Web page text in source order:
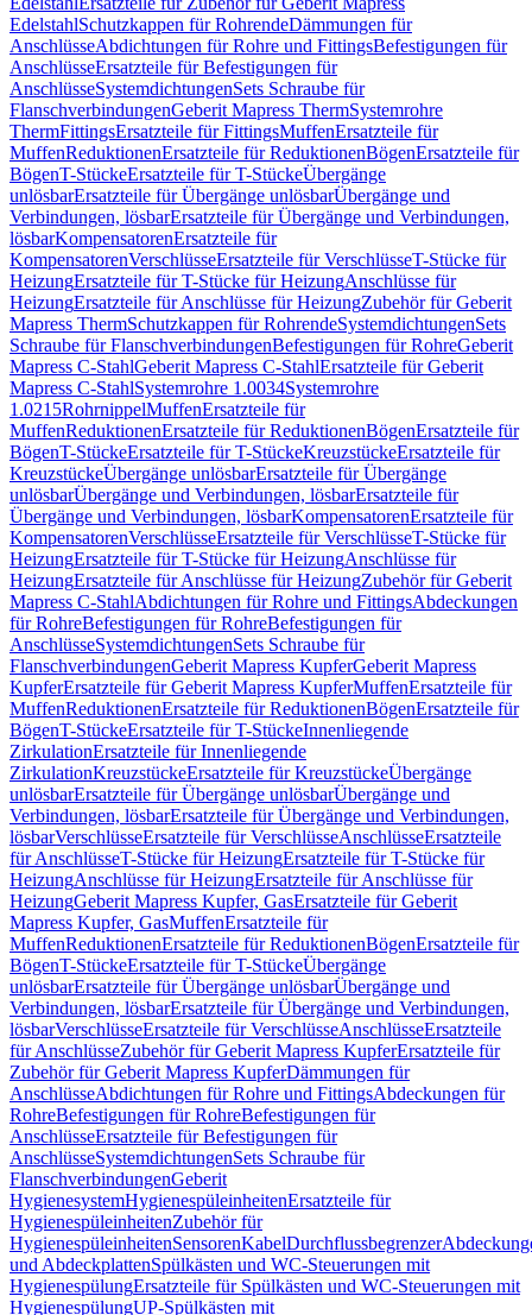
EdelstahlSchutzkappen für RohrendeDämmungen für
AnschlüsseAbdichtungen für Rohre und FittingsBefestigungen für
AnschlüsseErsatzteile für Befestigungen für
AnschlüsseSystemdichtungenSets Schraube für
FlanschverbindungenGeberit Mapress ThermSystemrohre
ThermFittingsErsatzteile für FittingsMuffenErsatzteile für
MuffenReduktionenErsatzteile für ReduktionenBögenErsatzteile für
BögenT-StückeErsatzteile für T-StückeÜbergänge
unlösbarErsatzteile für Übergänge unlösbarÜbergänge und
Verbindungen, lösbarErsatzteile für Übergänge und Verbindungen,
lösbarKompensatorenErsatzteile für
KompensatorenVerschlüsseErsatzteile für VerschlüsseT-Stücke für
HeizungErsatzteile für T-Stücke für HeizungAnschlüsse für
HeizungErsatzteile für Anschlüsse für HeizungZubehör für Geberit
Mapress ThermSchutzkappen für RohrendeSystemdichtungenSets
Schraube für FlanschverbindungenBefestigungen für RohreGeberit
Mapress C-StahlGeberit Mapress C-StahlErsatzteile für Geberit
Mapress C-StahlSystemrohre 1.0034Systemrohre
1.0215RohrnippelMuffenErsatzteile für
MuffenReduktionenErsatzteile für ReduktionenBögenErsatzteile für
BögenT-StückeErsatzteile für T-StückeKreuzstückeErsatzteile für
KreuzstückeÜbergänge unlösbarErsatzteile für Übergänge
unlösbarÜbergänge und Verbindungen, lösbarErsatzteile für
Übergänge und Verbindungen, lösbarKompensatorenErsatzteile für
KompensatorenVerschlüsseErsatzteile für VerschlüsseT-Stücke für
HeizungErsatzteile für T-Stücke für HeizungAnschlüsse für
HeizungErsatzteile für Anschlüsse für HeizungZubehör für Geberit
Mapress C-StahlAbdichtungen für Rohre und FittingsAbdeckungen
für RohreBefestigungen für RohreBefestigungen für
AnschlüsseSystemdichtungenSets Schraube für
FlanschverbindungenGeberit Mapress KupferGeberit Mapress
KupferErsatzteile für Geberit Mapress KupferMuffenErsatzteile für
MuffenReduktionenErsatzteile für ReduktionenBögenErsatzteile für
BögenT-StückeErsatzteile für T-StückeInnenliegende
ZirkulationErsatzteile für Innenliegende
ZirkulationKreuzstückeErsatzteile für KreuzstückeÜbergänge
unlösbarErsatzteile für Übergänge unlösbarÜbergänge und
Verbindungen, lösbarErsatzteile für Übergänge und Verbindungen,
lösbarVerschlüsseErsatzteile für VerschlüsseAnschlüsseErsatzteile
für AnschlüsseT-Stücke für HeizungErsatzteile für T-Stücke für
HeizungAnschlüsse für HeizungErsatzteile für Anschlüsse für
HeizungGeberit Mapress Kupfer, GasErsatzteile für Geberit
Mapress Kupfer, GasMuffenErsatzteile für
MuffenReduktionenErsatzteile für ReduktionenBögenErsatzteile für
BögenT-StückeErsatzteile für T-StückeÜbergänge
unlösbarErsatzteile für Übergänge unlösbarÜbergänge und
Verbindungen, lösbarErsatzteile für Übergänge und Verbindungen,
lösbarVerschlüsseErsatzteile für VerschlüsseAnschlüsseErsatzteile
für AnschlüsseZubehör für Geberit Mapress KupferErsatzteile für
Zubehör für Geberit Mapress KupferDämmungen für
AnschlüsseAbdichtungen für Rohre und FittingsAbdeckungen für
RohreBefestigungen für RohreBefestigungen für
AnschlüsseErsatzteile für Befestigungen für
AnschlüsseSystemdichtungenSets Schraube für
FlanschverbindungenGeberit
HygienesystemHygienespüleinheitenErsatzteile für
HygienespüleinheitenZubehör für
HygienespüleinheitenSensorenKabelDurchflussbegrenzer
und AbdeckplattenSpülkästen und WC-Steuerungen mit
HygienespülungErsatzteile für Spülkästen und WC-Steuerungen mit
HygienespülungUP-Spülkästen mit